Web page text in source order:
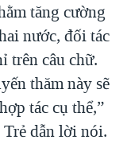
tăng cường
nước, đối tác
trên câu chữ.
thăm này sẽ
tác cụ thể,”
dẫn lời nói.